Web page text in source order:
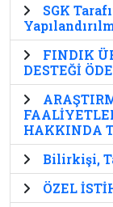
SGK
FINDIK
DESTEĞİ
HAKKINDA
Bilirkişi,
ÖZEL